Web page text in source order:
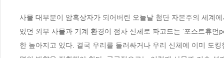
사물 대부분이 암흑상자가 되어버린 오늘날 첨단 자본주의 세계
있던 외부 사물과 기계 환경이 점차 신체로 파고드는 ‘포스트휴
한 높아지고 있다. 결국 우리를 둘러싸거나 우리 신체에 이미 도